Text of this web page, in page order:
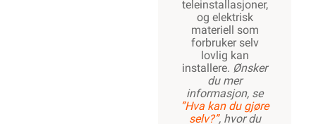
teleinstallasjoner,
og elektrisk
materiell som
forbruker selv
lovlig kan
installere. Ønsker
du mer
informasjon, se
”Hva kan du gjøre
selv?”, hvor du